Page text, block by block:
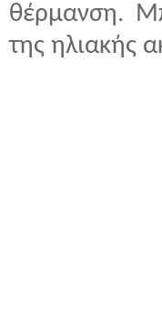
θέρμανση.
της ηλιακής